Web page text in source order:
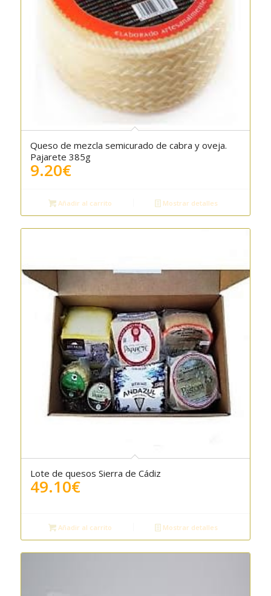
5.00
Queso de mezcla semicurado de cabra y oveja.
Pajarete 385g
9.20€
Añadir al carrito Mostrar detalles
5.00
Lote de quesos Sierra de Cádiz
49.10€
Añadir al carrito Mostrar detalles